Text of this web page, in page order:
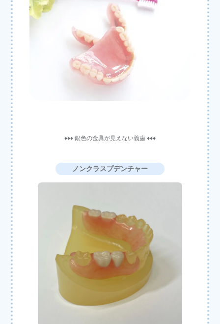
♦♦♦ 銀色の金具が見えない義歯 ♦♦♦
ノンクラスプデンチャー